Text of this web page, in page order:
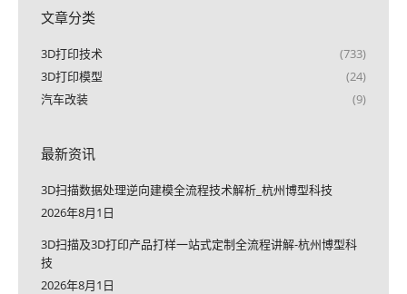
文章分类
3D打印技术
(733)
3D打印模型
(24)
汽车改装
(9)
最新资讯
3D扫描数据处理逆向建模全流程技术解析_杭州博型科技
2026年8月1日
3D扫描及3D打印产品打样一站式定制全流程讲解-杭州博型科
技
2026年8月1日